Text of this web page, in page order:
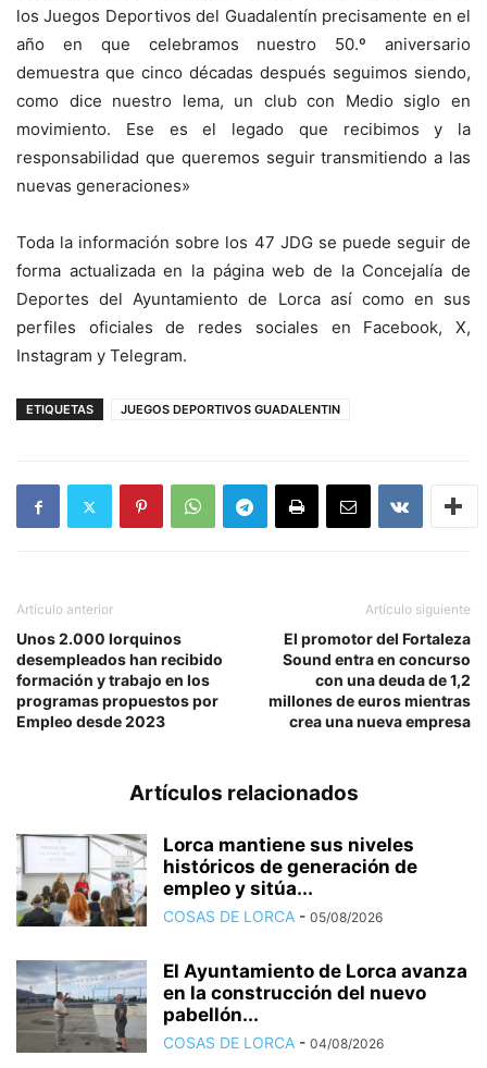
los Juegos Deportivos del Guadalentín precisamente en el
año en que celebramos nuestro 50.º aniversario
demuestra que cinco décadas después seguimos siendo,
como dice nuestro lema, un club con Medio siglo en
movimiento. Ese es el legado que recibimos y la
responsabilidad que queremos seguir transmitiendo a las
nuevas generaciones»
Toda la información sobre los 47 JDG se puede seguir de
forma actualizada en la página web de la Concejalía de
Deportes del Ayuntamiento de Lorca así como en sus
perfiles oficiales de redes sociales en Facebook, X,
Instagram y Telegram.
ETIQUETAS JUEGOS DEPORTIVOS GUADALENTIN
Artículo anterior
Unos 2.000 lorquinos
desempleados han recibido
formación y trabajo en los
programas propuestos por
Empleo desde 2023
Artículo siguiente
El promotor del Fortaleza
Sound entra en concurso
con una deuda de 1,2
millones de euros mientras
crea una nueva empresa
Artículos relacionados
Lorca mantiene sus niveles
históricos de generación de
empleo y sitúa...
COSAS DE LORCA - 05/08/2026
El Ayuntamiento de Lorca avanza
en la construcción del nuevo
pabellón...
COSAS DE LORCA - 04/08/2026